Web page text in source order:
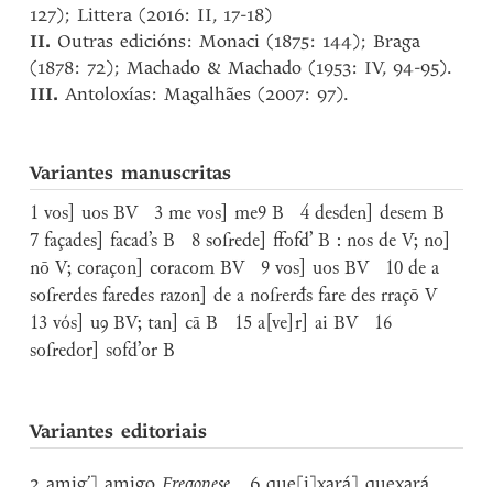
127); Littera (2016: II, 17-18)
II. Outras edicións: Monaci (1875: 144); Braga
(1878: 72); Machado & Machado (1953: IV, 94-95).
III.Antoloxías: Magalhães (2007: 97).
Variantes manuscritas
1 vos] uos BV 3 me vos] me9 B 4 desden] desem B
7 façades] facad’s B 8 sofrede] ffofd’ B : nos de V; no]
nō V; coraçon] coracom BV 9 vos] uos BV 10 de a
sofrerdes faredes razon] de a nofrerđs fare des rraçō V
13 vós] uꝯ BV; tan] cā B 15 a[ve]r] ai BV 16
sofredor] sofd’or B
Variantes editoriais